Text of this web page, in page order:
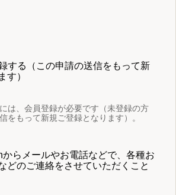
する（この申請の送信をもって新
す）
は、会員登録が必要です（未登録の方
をもって新規ご登録となります）。
からメールやお電話などで、各種お
どのご連絡をさせていただくこと